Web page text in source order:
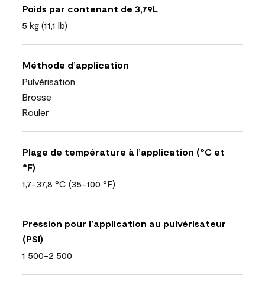
Poids par contenant de 3,79L
5 kg (11,1 lb)
Méthode d’application
Pulvérisation
Brosse
Rouler
Plage de température à l’application (°C et
°F)
1,7-37,8 °C (35-100 °F)
Pression pour l’application au pulvérisateur
(PSI)
1 500-2 500